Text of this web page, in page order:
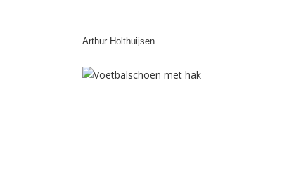
Arthur Holthuijsen